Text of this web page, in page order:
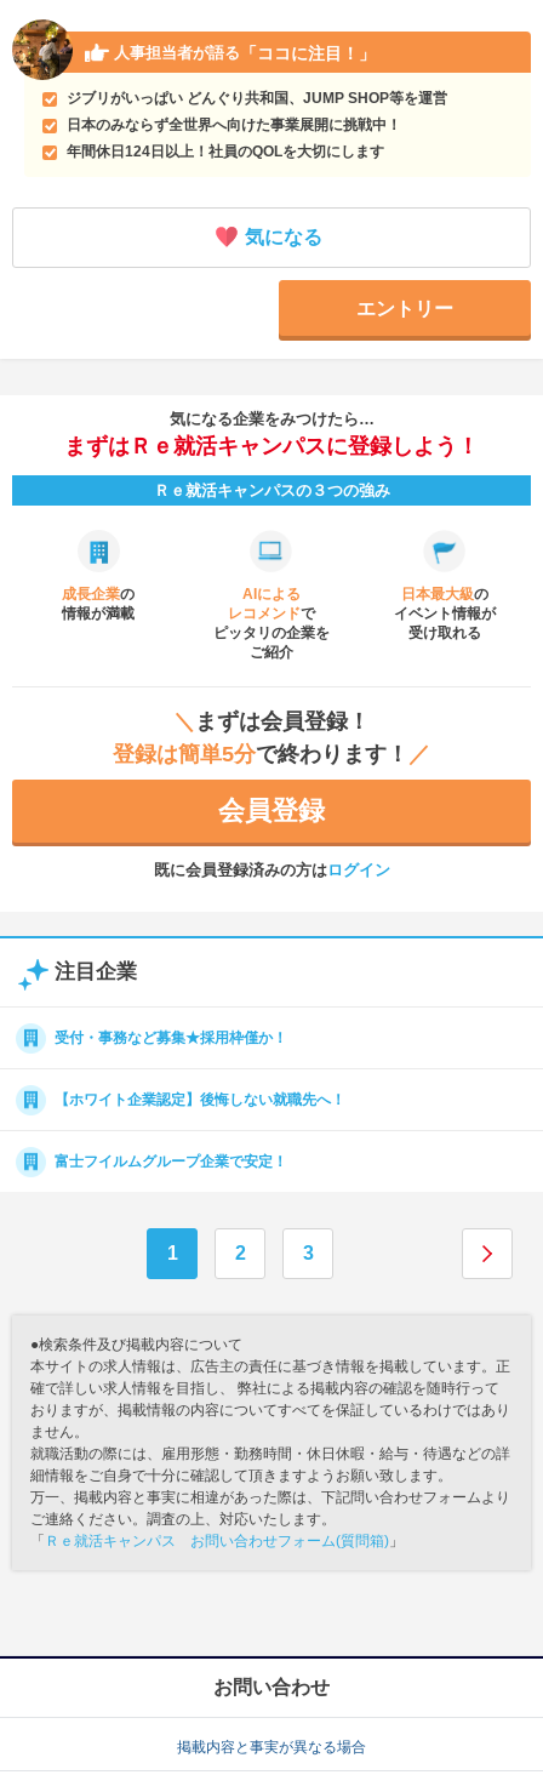
人事担当者が語る 「ココに注目！」
ジブリがいっぱい どんぐり共和国、JUMP SHOP等を運営
日本のみならず全世界へ向けた事業展開に挑戦中！
年間休日124日以上！社員のQOLを大切にします
気になる
エントリー
気になる企業をみつけたら…
まずはＲｅ就活キャンパスに登録しよう！
Ｒｅ就活キャンパスの３つの強み
成長企業の
情報が満載
AIによる
レコメンドで
ピッタリの企業を
ご紹介
日本最大級の
イベント情報が
受け取れる
＼ まずは会員登録！
登録は簡単5分で終わります！ ／
会員登録
既に会員登録済みの方はログイン
注目企業
受付・事務など募集★採用枠僅か！
【ホワイト企業認定】後悔しない就職先へ！
富士フイルムグループ企業で安定！
1 2 3
●検索条件及び掲載内容について
本サイトの求人情報は、広告主の責任に基づき情報を掲載しています。正
確で詳しい求人情報を目指し、 弊社による掲載内容の確認を随時行って
おりますが、掲載情報の内容についてすべてを保証しているわけではあり
ません。
就職活動の際には、雇用形態・勤務時間・休日休暇・給与・待遇などの詳
細情報をご自身で十分に確認して頂きますようお願い致します。
万一、掲載内容と事実に相違があった際は、下記問い合わせフォームより
ご連絡ください。調査の上、対応いたします。
「 Ｒｅ就活キャンパス お問い合わせフォーム(質問箱) 」
お問い合わせ
掲載内容と事実が異なる場合